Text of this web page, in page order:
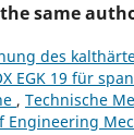
same
des
EGK 19 für
, Technische
Engineering